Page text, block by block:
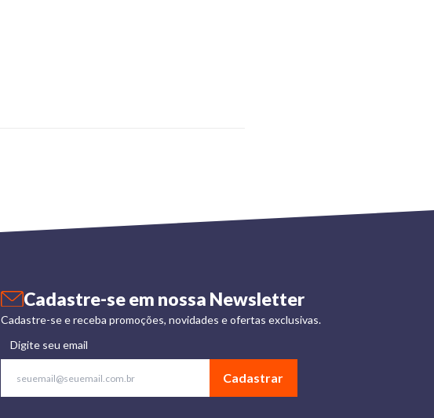
Cadastre-se em nossa Newsletter
Cadastre-se e receba promoções, novidades e ofertas exclusivas.
Digite seu email
Cadastrar